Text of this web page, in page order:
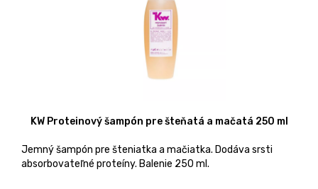
KW Proteinový šampón pre šteňatá a mačatá 250 ml
Jemný šampón pre šteniatka a mačiatka. Dodáva srsti
absorbovateľné proteíny. Balenie 250 ml.